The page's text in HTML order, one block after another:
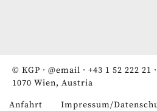
© KGP · @email · +43 1 52 222 21
1070 Wien, Austria
Anfahrt Impressum/